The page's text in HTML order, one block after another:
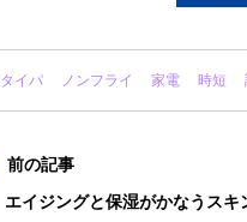
タイパ ノンフライ 家電 時短
前の記事
エイジングと保湿がかなうスキ